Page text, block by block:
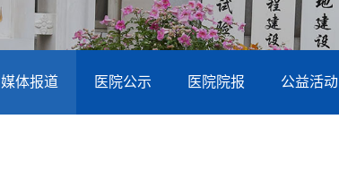
媒体报道 医院公示 医院院报 公益活动